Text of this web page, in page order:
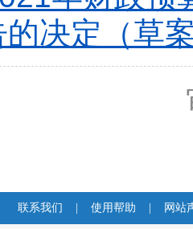
决定（草
联系我们 使用帮助 网站